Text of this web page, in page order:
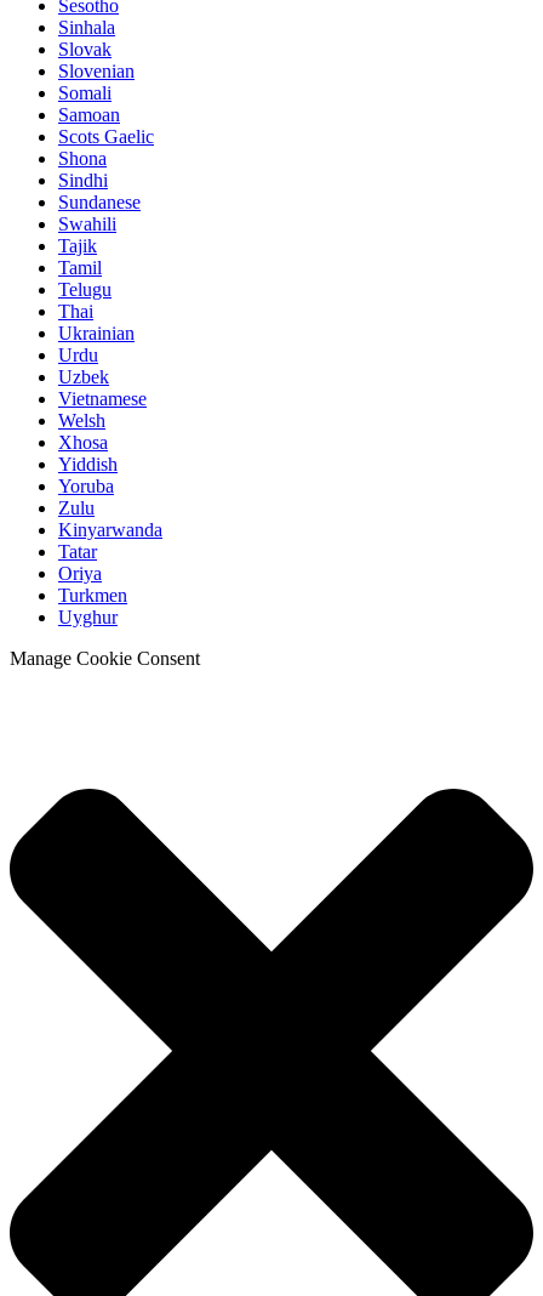
Sesotho
Sinhala
Slovak
Slovenian
Somali
Samoan
Scots Gaelic
Shona
Sindhi
Sundanese
Swahili
Tajik
Tamil
Telugu
Thai
Ukrainian
Urdu
Uzbek
Vietnamese
Welsh
Xhosa
Yiddish
Yoruba
Zulu
Kinyarwanda
Tatar
Oriya
Turkmen
Uyghur
Manage Cookie Consent